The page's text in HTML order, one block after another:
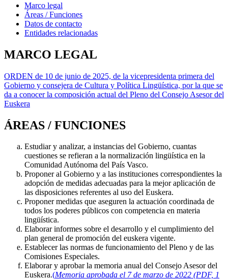
Marco legal
Áreas / Funciones
Datos de contacto
Entidades relacionadas
MARCO LEGAL
ORDEN de 10 de junio de 2025, de la vicepresidenta primera del
Gobierno y consejera de Cultura y Política Lingüística, por la que se
da a conocer la composición actual del Pleno del Consejo Asesor del
Euskera
ÁREAS / FUNCIONES
Estudiar y analizar, a instancias del Gobierno, cuantas
cuestiones se refieran a la normalización lingüística en la
Comunidad Autónoma del País Vasco.
Proponer al Gobierno y a las instituciones correspondientes la
adopción de medidas adecuadas para la mejor aplicación de
las disposiciones referentes al uso del Euskera.
Proponer medidas que aseguren la actuación coordinada de
todos los poderes públicos con competencia en materia
lingüística.
Elaborar informes sobre el desarrollo y el cumplimiento del
plan general de promoción del euskera vigente.
Establecer las normas de funcionamiento del Pleno y de las
Comisiones Especiales.
Elaborar y aprobar la memoria anual del Consejo Asesor del
Euskera.(Memoria aprobada el 7 de marzo de 2022 (PDF, 1